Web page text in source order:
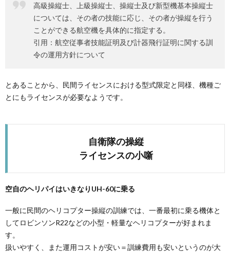
高級操縦士、上級操縦士、操縦士及び新型機基本操縦士
については、その者の技能に応じ、その者が操縦を行う
ことができる航空機を具体的に指定する。
引用：航空従事者技能証明及び計器飛行証明に関する訓
令の運用方針について
とあることから、民間ライセンスにおける型式限定と同様、機種ご
とにもライセンスが必要なようです。
自衛隊の操縦
ライセンスの小噺
空自のヘリパイはいきなりUH-60に乗る
一般に民間のヘリコプター操縦の訓練では、一番最初に乗る機体と
してロビンソンR22などの小型・軽量なヘリコプターが好まれま
す。
扱いやすく、また運用コストが安い＝訓練費用も安いというのが大